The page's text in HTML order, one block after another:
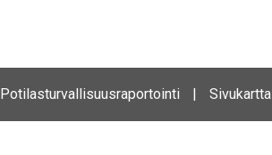
Potilasturvallisuusraportointi | Sivukartta